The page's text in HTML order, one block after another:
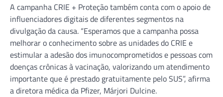
A campanha CRIE + Proteção também conta com o apoio de
influenciadores digitais de diferentes segmentos na
divulgação da causa. “Esperamos que a campanha possa
melhorar o conhecimento sobre as unidades do CRIE e
estimular a adesão dos imunocomprometidos e pessoas com
doenças crônicas à vacinação, valorizando um atendimento
importante que é prestado gratuitamente pelo SUS”, afirma
a diretora médica da Pfizer, Márjori Dulcine.